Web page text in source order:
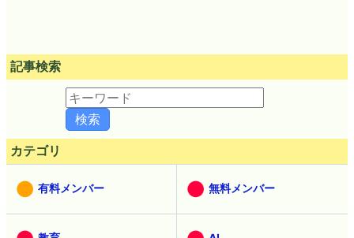
記事検索
カテゴリ
有料メンバー 無料メンバー